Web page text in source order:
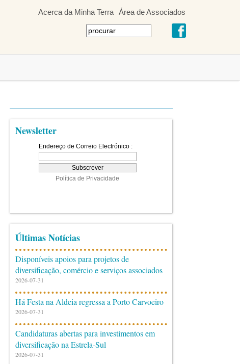
Acerca da Minha Terra Área de Associados
Newsletter
Últimas Notícias
Disponíveis apoios para projetos de
diversificação, comércio e serviços associados
2026-07-31
Há Festa na Aldeia regressa a Porto Carvoeiro
2026-07-31
Candidaturas abertas para investimentos em
diversificação na Estrela-Sul
2026-07-31